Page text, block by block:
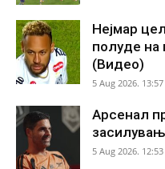
Нејмар
полуде на
(Видео)
5 Aug 2026. 13:57
Арсенал
5 Aug 2026. 12:53